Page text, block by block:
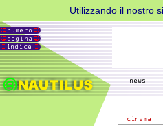
Utilizzando il nostro